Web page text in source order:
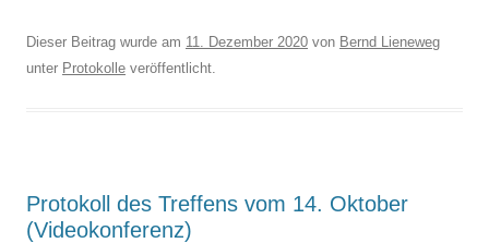
Dieser Beitrag wurde am 11. Dezember 2020 von Bernd Lieneweg
unter Protokolle veröffentlicht.
Protokoll des Treffens vom 14. Oktober
(Videokonferenz)